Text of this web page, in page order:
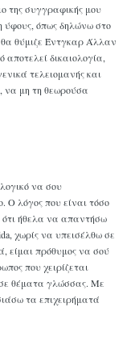
της συγγραφικής μου
ύφους, όπως δηλώνω στο
θύμιζε Έντγκαρ Άλλαν
δικαιολογία,
τελειομανής και
να μη τη θεωρούσα
να σου
Ο λόγος που είναι τόσο
ότι ήθελα να απαντήσω
χωρίς να υπεισέλθω σε
είμαι πρόθυμος να σού
που χειρίζεται
θέματα γλώσσας. Με
τα επιχειρήματά